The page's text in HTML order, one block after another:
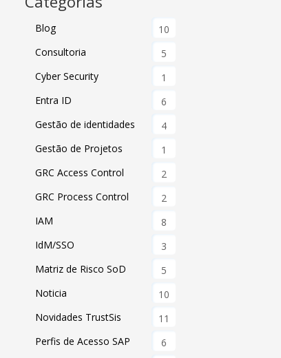
Blog
10
Consultoria
5
Cyber Security
1
Entra ID
6
Gestão de identidades
4
Gestão de Projetos
1
GRC Access Control
2
GRC Process Control
2
IAM
8
IdM/SSO
3
Matriz de Risco SoD
5
Noticia
10
Novidades TrustSis
11
Perfis de Acesso SAP
6